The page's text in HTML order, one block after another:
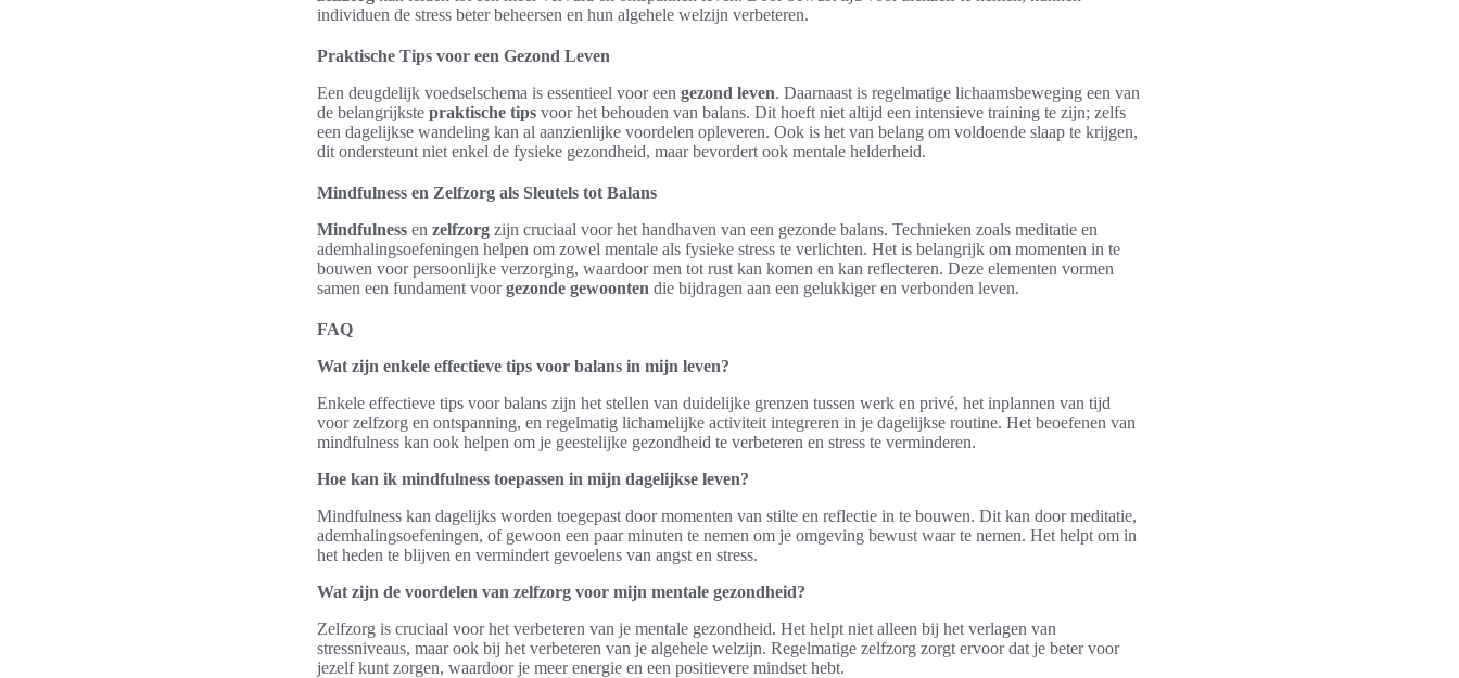
individuen de stress beter beheersen en hun algehele welzijn verbeteren.
Praktische Tips voor een Gezond Leven
Een deugdelijk voedselschema is essentieel voor een gezond leven. Daarnaast is regelmatige lichaamsbeweging een van
de belangrijkste praktische tips voor het behouden van balans. Dit hoeft niet altijd een intensieve training te zijn; zelfs
een dagelijkse wandeling kan al aanzienlijke voordelen opleveren. Ook is het van belang om voldoende slaap te krijgen,
dit ondersteunt niet enkel de fysieke gezondheid, maar bevordert ook mentale helderheid.
Mindfulness en Zelfzorg als Sleutels tot Balans
Mindfulness en zelfzorg zijn cruciaal voor het handhaven van een gezonde balans. Technieken zoals meditatie en
ademhalingsoefeningen helpen om zowel mentale als fysieke stress te verlichten. Het is belangrijk om momenten in te
bouwen voor persoonlijke verzorging, waardoor men tot rust kan komen en kan reflecteren. Deze elementen vormen
samen een fundament voorgezonde gewoonten die bijdragen aan een gelukkiger en verbonden leven.
FAQ
Wat zijn enkele effectieve tips voor balans in mijn leven?
Enkele effectieve tips voor balans zijn het stellen van duidelijke grenzen tussen werk en privé, het inplannen van tijd
voor zelfzorg en ontspanning, en regelmatig lichamelijke activiteit integreren in je dagelijkse routine. Het beoefenen van
mindfulness kan ook helpen om je geestelijke gezondheid te verbeteren en stress te verminderen.
Hoe kan ik mindfulness toepassen in mijn dagelijkse leven?
Mindfulness kan dagelijks worden toegepast door momenten van stilte en reflectie in te bouwen. Dit kan door meditatie,
ademhalingsoefeningen, of gewoon een paar minuten te nemen om je omgeving bewust waar te nemen. Het helpt om in
het heden te blijven en vermindert gevoelens van angst en stress.
Wat zijn de voordelen van zelfzorg voor mijn mentale gezondheid?
Zelfzorg is cruciaal voor het verbeteren van je mentale gezondheid. Het helpt niet alleen bij het verlagen van
stressniveaus, maar ook bij het verbeteren van je algehele welzijn. Regelmatige zelfzorg zorgt ervoor dat je beter voor
jezelf kunt zorgen, waardoor je meer energie en een positievere mindset hebt.